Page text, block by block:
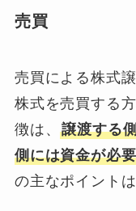
売買
売買による株式
株式を売買する
徴は、譲渡する
側には資金が必
の主なポイント